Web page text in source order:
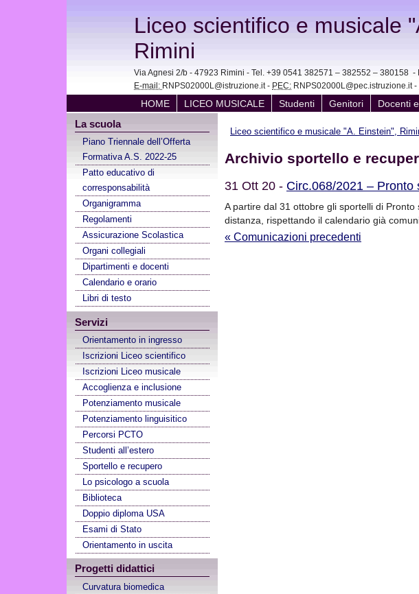
Liceo scientifico e musicale
Rimini
Via Agnesi 2/b - 47923 Rimini - Tel. +39 0541 382571 – 382552 – 380158 -
E-mail: RNPS02000L@istruzione.it - PEC: RNPS02000L@pec.istruzione.it -
HOME LICEO MUSICALE Studenti Genitori Docenti
La scuola
Piano Triennale dell’Offerta
Formativa A.S. 2022-25
Patto educativo di
corresponsabilità
Organigramma
Regolamenti
Assicurazione Scolastica
Organi collegiali
Dipartimenti e docenti
Calendario e orario
Libri di testo
Servizi
Orientamento in ingresso
Iscrizioni Liceo scientifico
Iscrizioni Liceo musicale
Accoglienza e inclusione
Potenziamento musicale
Potenziamento linguisitico
Percorsi PCTO
Studenti all’estero
Sportello e recupero
Lo psicologo a scuola
Biblioteca
Doppio diploma USA
Esami di Stato
Orientamento in uscita
Progetti didattici
Curvatura biomedica
Liceo scientifico e musicale "A. Einstein",
Archivio sportello e
31 Ott 20 - Circ.068/2021 –
A partire dal 31 ottobre gli sportelli di
distanza, rispettando il calendario già
« Comunicazioni precedenti